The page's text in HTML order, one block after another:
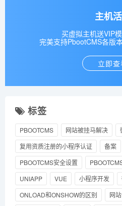
主机
买虚拟主机送VIP
完美支持PbootCMS各版
立即查
标签
PBOOTCMS 网站被挂马解决
复用资质注册的小程序认证
备案
PBOOTCMS安全设置
UNIAPP
VUE 小程序开发
ONLOAD和ONSHOW的区别
网